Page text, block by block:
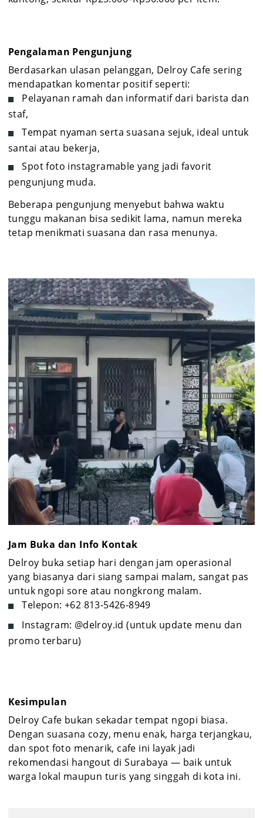
Pengalaman Pengunjung
Berdasarkan ulasan pelanggan, Delroy Cafe sering
mendapatkan komentar positif seperti:
Pelayanan ramah dan informatif dari barista dan
staf,
Tempat nyaman serta suasana sejuk, ideal untuk
santai atau bekerja,
Spot foto instagramable yang jadi favorit
pengunjung muda.
Beberapa pengunjung menyebut bahwa waktu
tunggu makanan bisa sedikit lama, namun mereka
tetap menikmati suasana dan rasa menunya.
Jam Buka dan Info Kontak
Delroy buka setiap hari dengan jam operasional
yang biasanya dari siang sampai malam, sangat pas
untuk ngopi sore atau nongkrong malam.
Telepon: +62 813-5426-8949
Instagram: @delroy.id (untuk update menu dan
promo terbaru)
Kesimpulan
Delroy Cafe bukan sekadar tempat ngopi biasa.
Dengan suasana cozy, menu enak, harga terjangkau,
dan spot foto menarik, cafe ini layak jadi
rekomendasi hangout di Surabaya — baik untuk
warga lokal maupun turis yang singgah di kota ini.